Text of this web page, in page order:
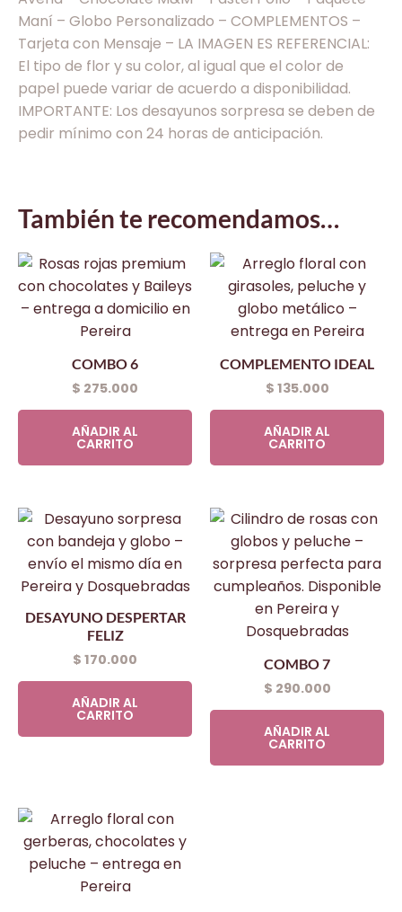
Maní – Globo Personalizado – COMPLEMENTOS –
Tarjeta con Mensaje – LA IMAGEN ES REFERENCIAL:
El tipo de flor y su color, al igual que el color de
papel puede variar de acuerdo a disponibilidad.
IMPORTANTE: Los desayunos sorpresa se deben de
pedir mínimo con 24 horas de anticipación.
También te recomendamos…
COMBO 6
$ 275.000
AÑADIR AL
CARRITO
COMPLEMENTO IDEAL
$ 135.000
AÑADIR AL
CARRITO
DESAYUNO DESPERTAR
FELIZ
$ 170.000
AÑADIR AL
CARRITO
COMBO 7
$ 290.000
AÑADIR AL
CARRITO